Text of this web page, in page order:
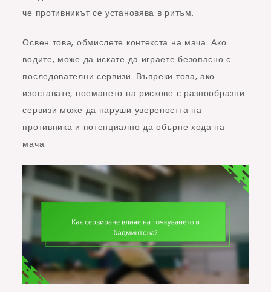
че противникът се установява в ритъм.
Освен това, обмислете контекста на мача. Ако
водите, може да искате да играете безопасно с
последователни сервизи. Въпреки това, ако
изоставате, поемането на рискове с разнообразни
сервизи може да наруши увереността на
противника и потенциално да обърне хода на
мача.